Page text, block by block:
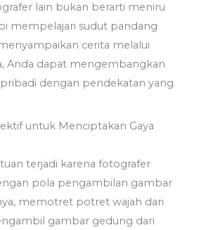
lain bukan berarti meniru
mempelajari sudut pandang
cerita melalui
Anda dapat mengembangkan
dengan pendekatan yang
untuk Menciptakan Gaya
terjadi karena fotografer
pola pengambilan gambar
memotret potret wajah dari
gambar gedung dari